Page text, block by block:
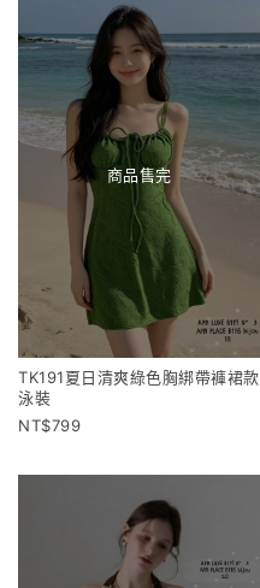
商品售完
TK191夏日清爽綠色胸綁帶褲裙款
泳裝
799